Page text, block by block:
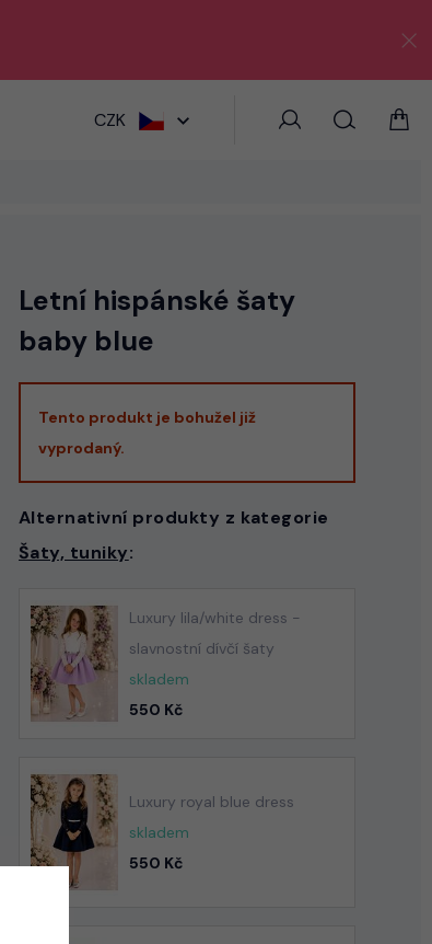
CZK
Letní hispánské šaty
baby blue
Tento produkt je bohužel již
vyprodaný.
Alternativní produkty z kategorie
Šaty, tuniky:
Luxury lila/white dress -
slavnostní dívčí šaty
skladem
550 Kč
Luxury royal blue dress
skladem
550 Kč